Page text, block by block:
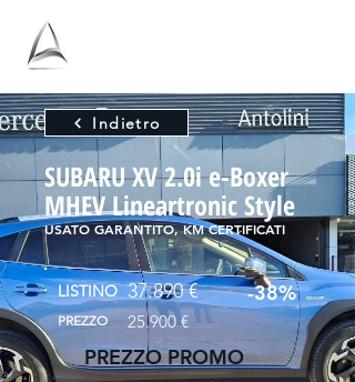
Indietro
SUBARU XV 2.0i e-Boxer
MHEV Lineartronic Style
USATO GARANTITO, KM CERTIFICATI
LISTINO 37.890 € -38%
PREZZO 25.900 €
PREZZO PROMO